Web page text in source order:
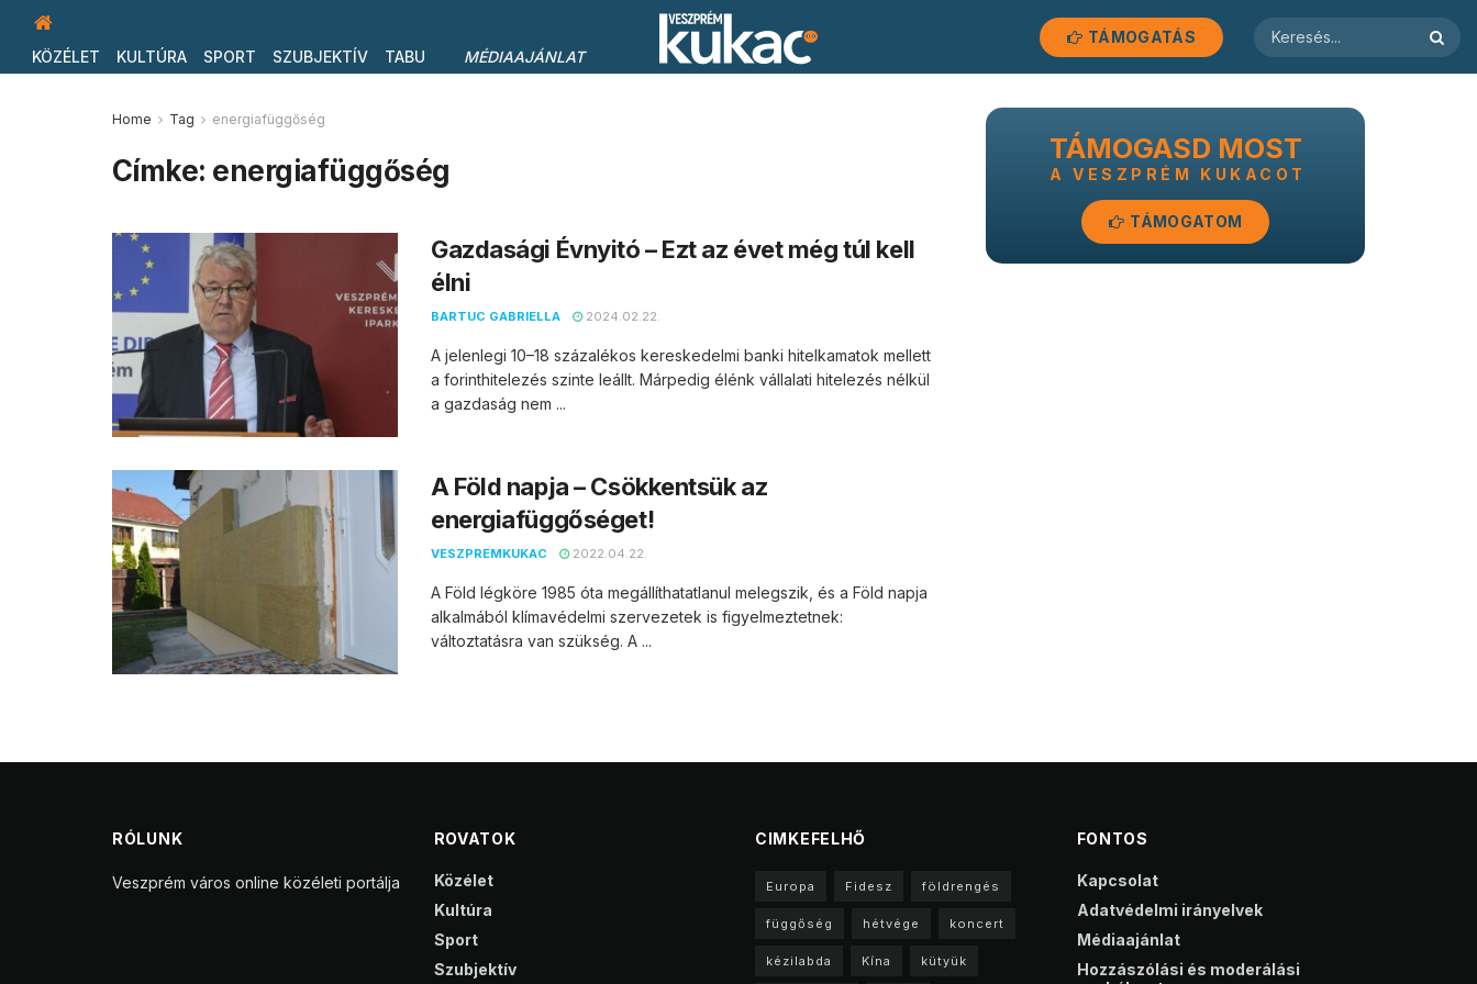
KÖZÉLET KULTÚRA SPORT SZUBJEKTÍV TABU MÉDIAAJÁNLAT
TÁMOGATÁS
Home Tag energiafüggőség
Címke: energiafüggőség
Gazdasági Évnyitó – Ezt az évet még túl kell
élni
BARTUC GABRIELLA 2024.02.22.
A jelenlegi 10–18 százalékos kereskedelmi banki hitelkamatok mellett
a forinthitelezés szinte leállt. Márpedig élénk vállalati hitelezés nélkül
a gazdaság nem ...
A Föld napja – Csökkentsük az
energiafüggőséget!
VESZPREMKUKAC 2022.04.22.
A Föld légköre 1985 óta megállíthatatlanul melegszik, és a Föld napja
alkalmából klímavédelmi szervezetek is figyelmeztetnek:
változtatásra van szükség. A ...
TÁMOGASD MOST
A VESZPRÉM KUKACOT
TÁMOGATOM
RÓLUNK
Veszprém város online közéleti portálja
ROVATOK
Közélet
Kultúra
Sport
Szubjektív
CIMKEFELHŐ
Europa Fidesz földrengés
függőség hétvége koncert
kézilabda Kína kütyük
FONTOS
Kapcsolat
Adatvédelmi irányelvek
Médiaajánlat
Hozzászólási és moderálási